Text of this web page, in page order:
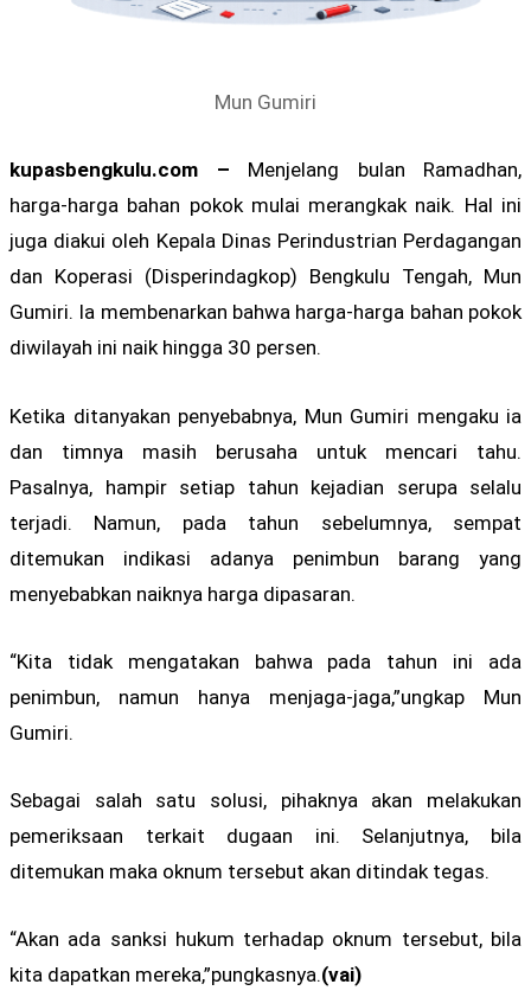
Mun Gumiri
kupasbengkulu.com – Menjelang bulan Ramadhan,
harga-harga bahan pokok mulai merangkak naik. Hal ini
juga diakui oleh Kepala Dinas Perindustrian Perdagangan
dan Koperasi (Disperindagkop) Bengkulu Tengah, Mun
Gumiri. Ia membenarkan bahwa harga-harga bahan pokok
diwilayah ini naik hingga 30 persen.
Ketika ditanyakan penyebabnya, Mun Gumiri mengaku ia
dan timnya masih berusaha untuk mencari tahu.
Pasalnya, hampir setiap tahun kejadian serupa selalu
terjadi. Namun, pada tahun sebelumnya, sempat
ditemukan indikasi adanya penimbun barang yang
menyebabkan naiknya harga dipasaran.
“Kita tidak mengatakan bahwa pada tahun ini ada
penimbun, namun hanya menjaga-jaga,”ungkap Mun
Gumiri.
Sebagai salah satu solusi, pihaknya akan melakukan
pemeriksaan terkait dugaan ini. Selanjutnya, bila
ditemukan maka oknum tersebut akan ditindak tegas.
“Akan ada sanksi hukum terhadap oknum tersebut, bila
kita dapatkan mereka,”pungkasnya.(vai)